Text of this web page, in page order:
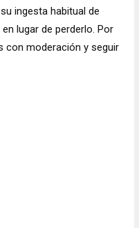
ingesta habitual de
lugar de perderlo. Por
con moderación y seguir